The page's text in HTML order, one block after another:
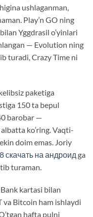
ushlaganman,
Play’n GO ning
Yggdrasil o’yinlari
— Evolution ning
turadi, Crazy Time ni
paketiga
150 ta bepul
barobar —
ko’ring. Vaqti-
doim emas. Joriy
скачать на андроид ga
turaman.
kartasi bilan
va Bitcoin ham ishlaydi
hafta pulni